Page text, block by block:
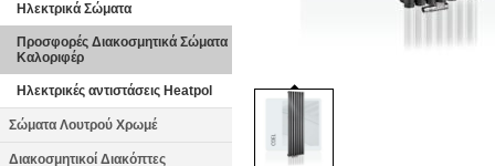
Ηλεκτρικά Σώματα
Προσφορές Διακοσμητικά Σώματα
Καλοριφέρ
Ηλεκτρικές αντιστάσεις Heatpol
Σώματα Λουτρού Χρωμέ
Διακοσμητικοί Διακόπτες